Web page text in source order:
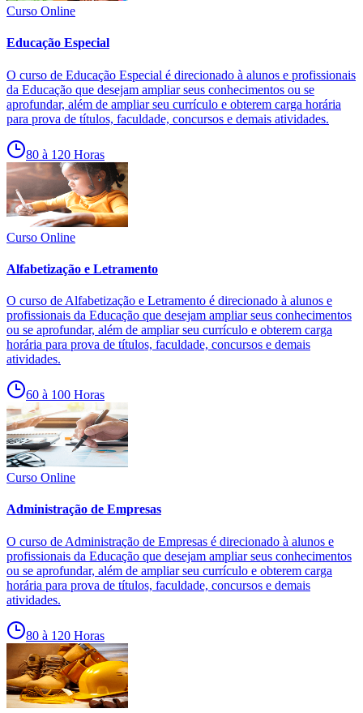
Curso Online
Educação Especial
O curso de Educação Especial é direcionado à alunos e profissionais
da Educação que desejam ampliar seus conhecimentos ou se
aprofundar, além de ampliar seu currículo e obterem carga horária
para prova de títulos, faculdade, concursos e demais atividades.
80 à 120 Horas
Curso Online
Alfabetização e Letramento
O curso de Alfabetização e Letramento é direcionado à alunos e
profissionais da Educação que desejam ampliar seus conhecimentos
ou se aprofundar, além de ampliar seu currículo e obterem carga
horária para prova de títulos, faculdade, concursos e demais
atividades.
60 à 100 Horas
Curso Online
Administração de Empresas
O curso de Administração de Empresas é direcionado à alunos e
profissionais da Educação que desejam ampliar seus conhecimentos
ou se aprofundar, além de ampliar seu currículo e obterem carga
horária para prova de títulos, faculdade, concursos e demais
atividades.
80 à 120 Horas